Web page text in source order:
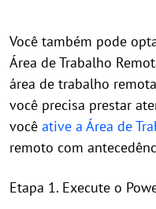
Você também pode
Área de Trabalho
área de trabalho
você precisa prestar
você ative a Área de
remoto com
Etapa 1. Execute o